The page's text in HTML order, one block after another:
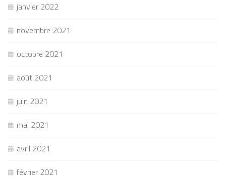
janvier 2022
novembre 2021
octobre 2021
août 2021
juin 2021
mai 2021
avril 2021
février 2021